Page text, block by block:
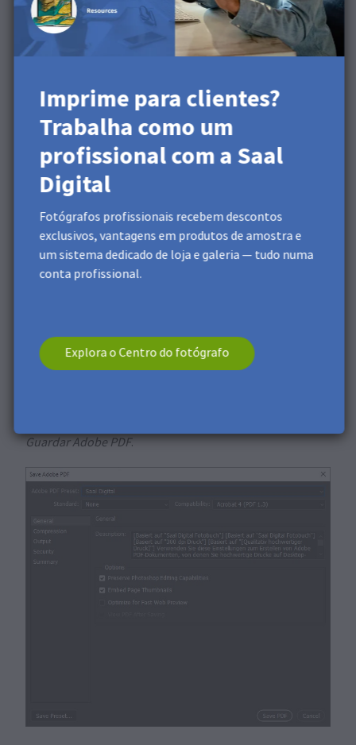
ficheiro, abre o Photoshop e vai aEditar no menu
superior, depois clica em Predefinição de Adobe PDF. Vai
abrir uma nova janela onde podes clicar no botão
descarregado. Depois de selecionado, clica emGuardar
como…e dá-lhe um nome para guardar.
Guardar Adobe PDF.
Imprime para clientes?
Trabalha como um
profissional com a Saal
Digital
Fotógrafos profissionais recebem descontos
exclusivos, vantagens em produtos de amostra e
um sistema dedicado de loja e galeria — tudo numa
conta profissional.
Explora o Centro do fotógrafo